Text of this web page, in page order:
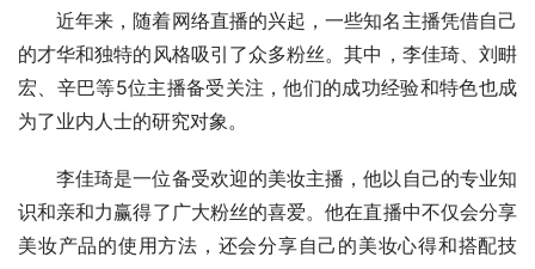
近年来，随着网络直播的兴起，一些知名主播凭借自己
的才华和独特的风格吸引了众多粉丝。其中，李佳琦、刘畊
宏、辛巴等5位主播备受关注，他们的成功经验和特色也成
为了业内人士的研究对象。
李佳琦是一位备受欢迎的美妆主播，他以自己的专业知
识和亲和力赢得了广大粉丝的喜爱。他在直播中不仅会分享
美妆产品的使用方法，还会分享自己的美妆心得和搭配技